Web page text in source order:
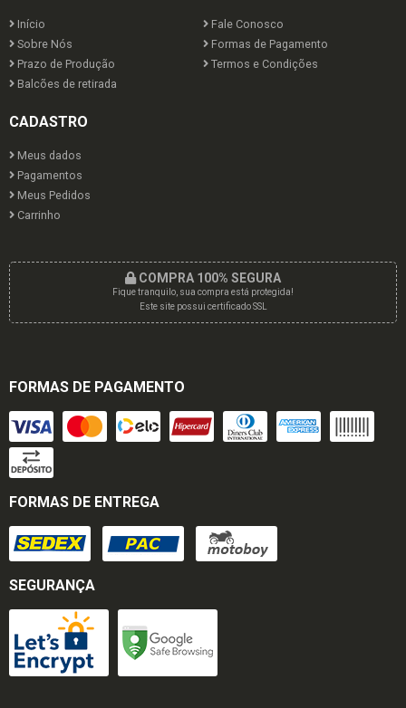
Início
Fale Conosco
Sobre Nós
Formas de Pagamento
Prazo de Produção
Termos e Condições
Balcões de retirada
CADASTRO
Meus dados
Pagamentos
Meus Pedidos
Carrinho
COMPRA 100% SEGURA
Fique tranquilo, sua compra está protegida!
Este site possui certificado SSL
FORMAS DE PAGAMENTO
FORMAS DE ENTREGA
SEGURANÇA